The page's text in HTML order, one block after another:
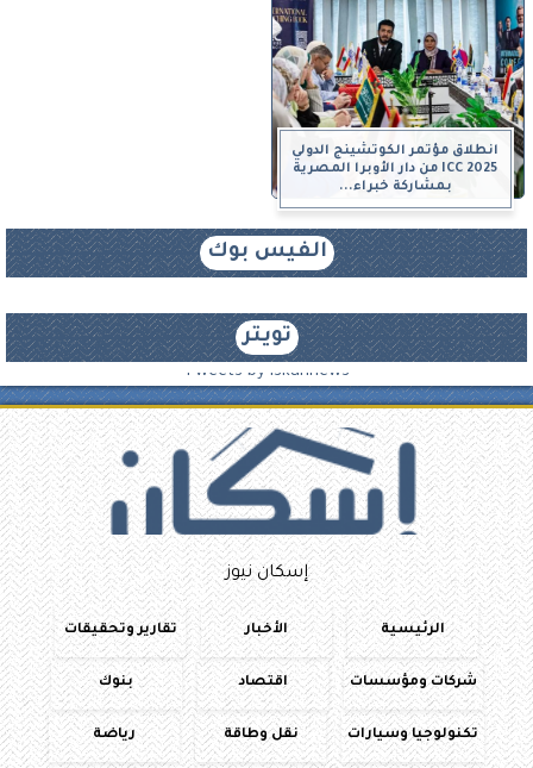
انطلاق مؤتمر الكوتشينج الدولي
ICC 2025 من دار الأوبرا المصرية
بمشاركة خبراء...
الفيس بوك
تويتر
Tweets by iskannews
إسكان نيوز
الرئيسية الأخبار تقارير وتحقيقات
شركات ومؤسسات اقتصاد بنوك
تكنولوجيا وسيارات نقل وطاقة رياضة